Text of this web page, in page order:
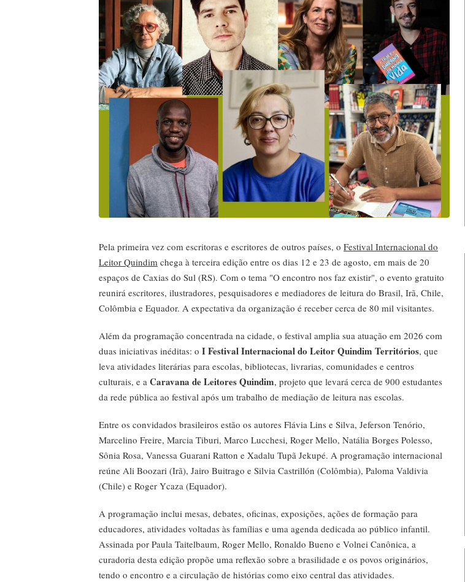
Pela primeira vez com escritoras e escritores de outros países, o Festival Internacional do
Leitor Quindim chega à terceira edição entre os dias 12 e 23 de agosto, em mais de 20
espaços de Caxias do Sul (RS). Com o tema "O encontro nos faz existir", o evento gratuito
reunirá escritores, ilustradores, pesquisadores e mediadores de leitura do Brasil, Irã, Chile,
Colômbia e Equador. A expectativa da organização é receber cerca de 80 mil visitantes.
Além da programação concentrada na cidade, o festival amplia sua atuação em 2026 com
duas iniciativas inéditas: o I Festival Internacional do Leitor Quindim Territórios, que
leva atividades literárias para escolas, bibliotecas, livrarias, comunidades e centros
culturais, e a Caravana de Leitores Quindim, projeto que levará cerca de 900 estudantes
da rede pública ao festival após um trabalho de mediação de leitura nas escolas.
Entre os convidados brasileiros estão os autores Flávia Lins e Silva, Jeferson Tenório,
Marcelino Freire, Marcia Tiburi, Marco Lucchesi, Roger Mello, Natália Borges Polesso,
Sônia Rosa, Vanessa Guarani Ratton e Xadalu Tupã Jekupé. A programação internacional
reúne Ali Boozari (Irã), Jairo Buitrago e Silvia Castrillón (Colômbia), Paloma Valdivia
(Chile) e Roger Ycaza (Equador).
A programação inclui mesas, debates, oficinas, exposições, ações de formação para
educadores, atividades voltadas às famílias e uma agenda dedicada ao público infantil.
Assinada por Paula Taitelbaum, Roger Mello, Ronaldo Bueno e Volnei Canônica, a
curadoria desta edição propõe uma reflexão sobre a brasilidade e os povos originários,
tendo o encontro e a circulação de histórias como eixo central das atividades.